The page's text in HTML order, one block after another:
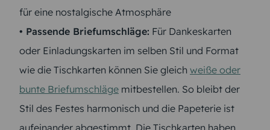
für eine nostalgische Atmosphäre
• Passende Briefumschläge: Für Dankeskarten
oder Einladungskarten im selben Stil und Format
wie die Tischkarten können Sie gleich weiße oder
bunte Briefumschläge mitbestellen. So bleibt der
Stil des Festes harmonisch und die Papeterie ist